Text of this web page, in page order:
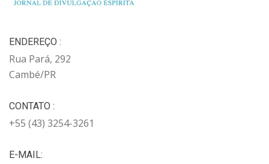
ENDEREÇO :
Rua Pará, 292
Cambé/PR
CONTATO :
+55 (43) 3254-3261
E-MAIL: